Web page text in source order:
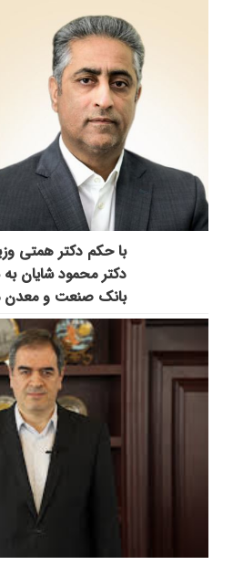
با حکم دکتر همتی
دکتر محمود شایان
بانک صنعت و